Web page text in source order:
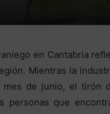
en Cantabria
Mientras la
de junio, el tirón
personas que